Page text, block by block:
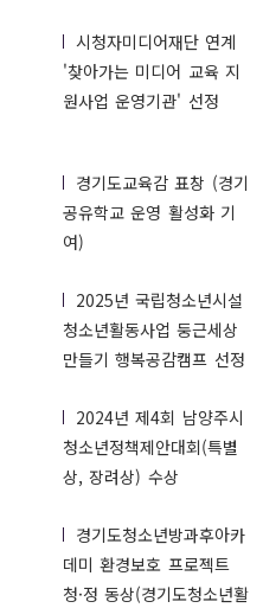
시청자미디어재단 연계
'찾아가는 미디어 교육 지
원사업 운영기관' 선정
경기도교육감 표창 (경기
공유학교 운영 활성화 기
여)
2025년 국립청소년시설
청소년활동사업 둥근세상
만들기 행복공감캠프 선정
2024년 제4회 남양주시
청소년정책제안대회(특별
상, 장려상) 수상
경기도청소년방과후아카
데미 환경보호 프로젝트
청·정 동상(경기도청소년활